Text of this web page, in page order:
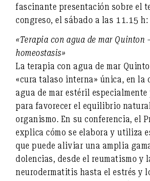
fascinante presentación sobre el
congreso, el sábado a las 11.15 h:
«Terapia con agua de mar Quinton
homeostasis»
La terapia con agua de mar
«cura talaso interna» única, en la
agua de mar estéril
para favorecer el equilibrio
organismo. En su conferencia, el
explica cómo se elabora y utiliza
que puede aliviar una amplia
dolencias, desde el reumatismo y
neurodermatitis hasta el estrés y